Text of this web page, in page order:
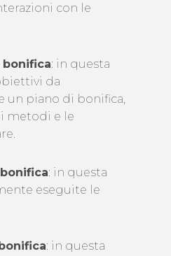
con le
: in questa
da
un piano di bonifica,
metodi e le
: in questa
eseguite le
: in questa